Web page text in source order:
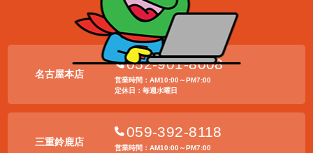
名古屋本店
052-901-8008
営業時間：AM10:00～PM7:00
定休日：毎週水曜日
三重鈴鹿店
059-392-8118
営業時間：AM10:00～PM7:00